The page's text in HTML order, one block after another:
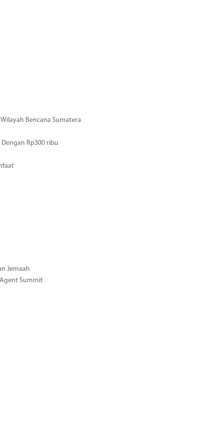
Bencana Sumatera
Rp300 ribu
Jemaah
Summit